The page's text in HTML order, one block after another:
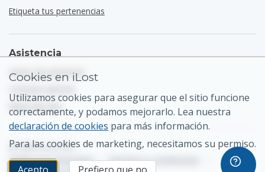
Etiqueta tus pertenencias
Asistencia
centro de asistencia
© 2026 iLost B.V.
Política de privacidad • Términos y condiciones
Cookies en iLost
Utilizamos cookies para asegurar que el sitio funcione
correctamente, y podamos mejorarlo. Lea nuestra
declaración de cookies para más información.
Para las cookies de marketing, necesitamos su permiso.